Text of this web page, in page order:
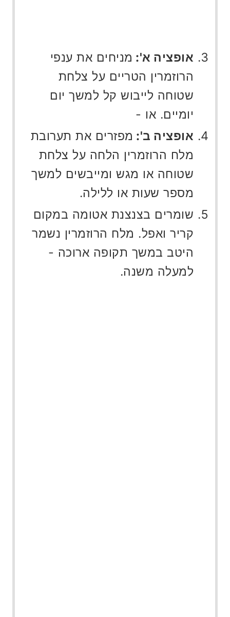
אופציה א': מניחים את ענפי
הרוזמרין הטריים על צלחת
שטוחה לייבוש קל למשך יום
יומיים. או -
אופציה ב': מפזרים את תערובת
מלח הרוזמרין הלחה על צלחת
שטוחה או מגש ומייבשים למשך
מספר שעות או ללילה.
שומרים בצנצנת אטומה במקום
קריר ואפל. מלח הרוזמרין נשמר
היטב במשך תקופה ארוכה -
למעלה משנה.